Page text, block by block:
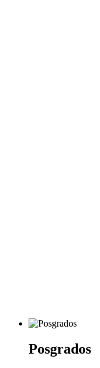
Posgrados